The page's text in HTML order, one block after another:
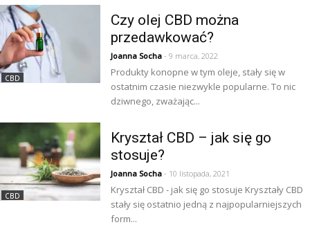
CBD
Czy olej CBD można
przedawkować?
Joanna Socha- 9 marca, 2022
Produkty konopne w tym oleje, stały się w
ostatnim czasie niezwykle popularne. To nic
dziwnego, zważając...
CBD
Kryształ CBD – jak się go
stosuje?
Joanna Socha- 10 listopada, 2021
Kryształ CBD - jak się go stosuje Kryształy CBD
stały się ostatnio jedną z najpopularniejszych
form...